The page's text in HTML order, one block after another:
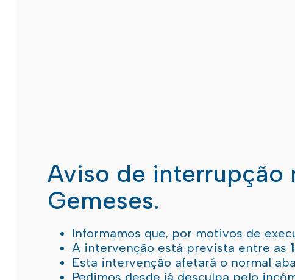
Aviso de interrupção
Gemeses.
Informamos que, por motivos de
A intervenção está prevista entre as
Esta intervenção afetará o normal
Pedimos desde já desculpa pelo